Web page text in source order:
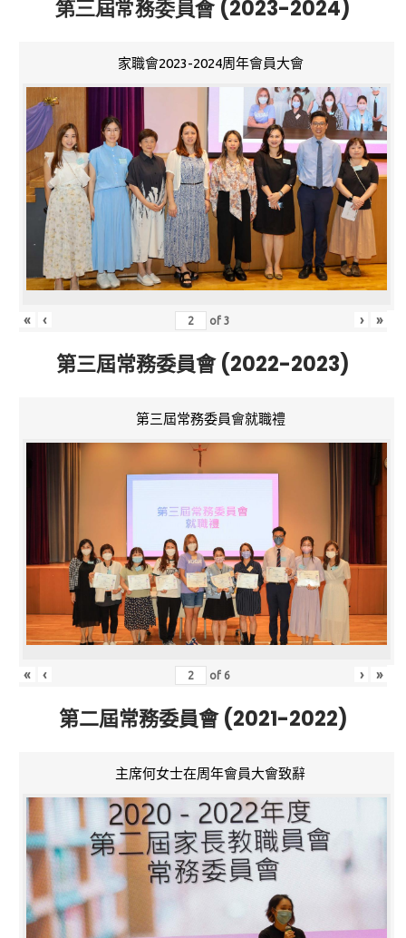
第三屆常務委員會 (2023-2024)
家職會2023-2024周年會員大會
« ‹ of3 › »
第三屆常務委員會 (2022-2023)
第三屆常務委員會就職禮
« ‹ of 6 › »
第二屆常務委員會 (2021-2022)
主席何女士在周年會員大會致辭